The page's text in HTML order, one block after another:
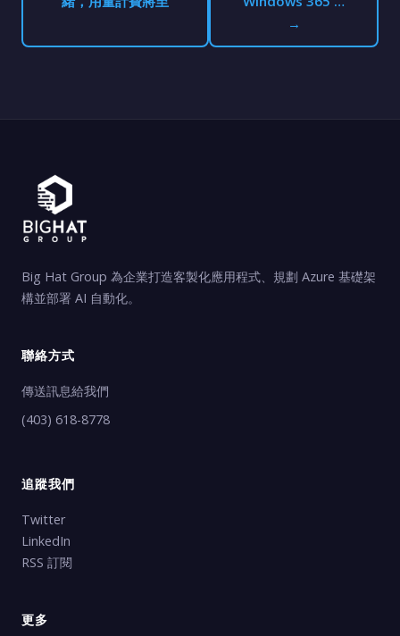
→
Big Hat Group 為企業打造客製化應用程式、規劃 Azure 基礎架
構並部署 AI 自動化。
聯絡方式
傳送訊息給我們
(403) 618-8778
追蹤我們
Twitter
LinkedIn
RSS 訂閱
更多